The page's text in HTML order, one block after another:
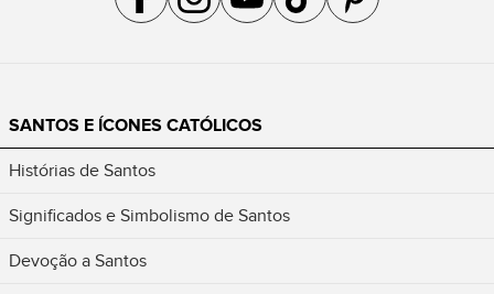
SANTOS E ÍCONES CATÓLICOS
Histórias de Santos
Significados e Simbolismo de Santos
Devoção a Santos